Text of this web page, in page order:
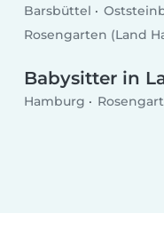
Barsbüttel
Rosengarten (Land
Babysitter in
Hamburg